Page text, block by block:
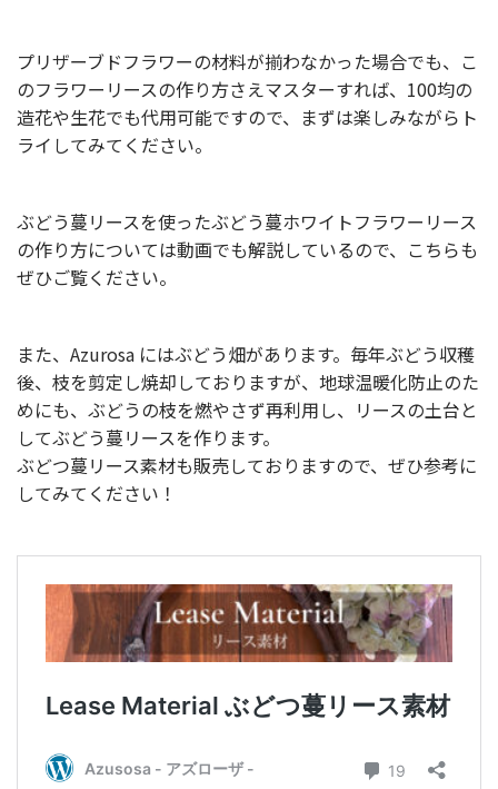
プリザーブドフラワーの材料が揃わなかった場合でも、こ
のフラワーリースの作り方さえマスターすれば、100均の
造花や生花でも代用可能ですので、まずは楽しみながらト
ライしてみてください。
ぶどう蔓リースを使ったぶどう蔓ホワイトフラワーリース
の作り方については動画でも解説しているので、こちらも
ぜひご覧ください。
また、Azurosa にはぶどう畑があります。毎年ぶどう収穫
後、枝を剪定し焼却しておりますが、地球温暖化防止のた
めにも、ぶどうの枝を燃やさず再利用し、リースの土台と
してぶどう蔓リースを作ります。
ぶどつ蔓リース素材も販売しておりますので、ぜひ参考に
してみてください！